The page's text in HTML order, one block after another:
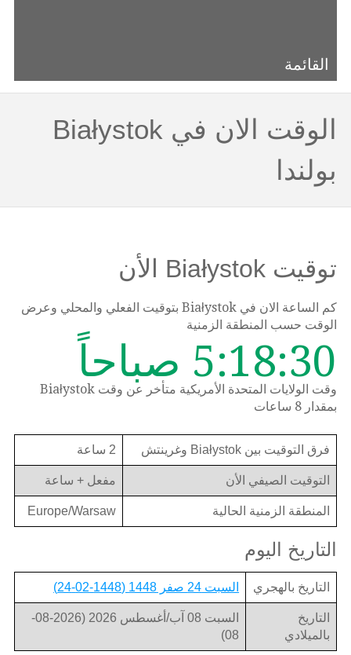
القائمة
الوقت الان في Białystok
بولندا
توقيت Białystok الأن
كم الساعة الان في Białystok بتوقيت الفعلي والمحلي وعرض
الوقت حسب المنطقة الزمنية
5:18:30 صباحاً
وقت الولايات المتحدة الأمريكية متأخر عن وقت Białystok
بمقدار 8 ساعات
فرق التوقيت بين Białystok وغرينتش 2 ساعة
التوقيت الصيفي الأن مفعل + ساعة
المنطقة الزمنية الحالية Europe/Warsaw
التاريخ اليوم
التاريخ بالهجري السبت 24 صفر 1448 (1448-02-24)
التاريخ
بالميلادي
السبت 08 آب/أغسطس 2026 (2026-08-
08)